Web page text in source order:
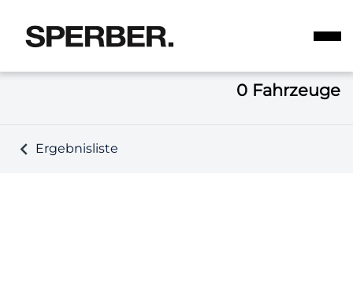
0 Fahrzeuge
Ergebnisliste